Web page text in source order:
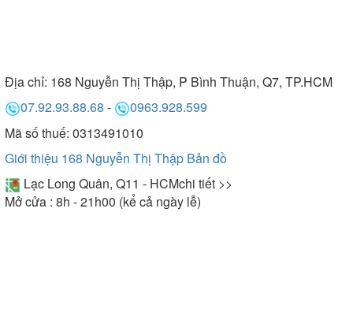
Địa chỉ: 168 Nguyễn Thị Thập, P Bình Thuận, Q7, TP.HCM
07.92.93.88.68 -
0963.928.599
Mã số thuế: 0313491010
Giới thiệu 168 Nguyễn Thị Thập Bản đồ
Lạc Long Quân, Q11 - HCMchi tiết >>
Mở cửa : 8h - 21h00 (kể cả ngày lễ)